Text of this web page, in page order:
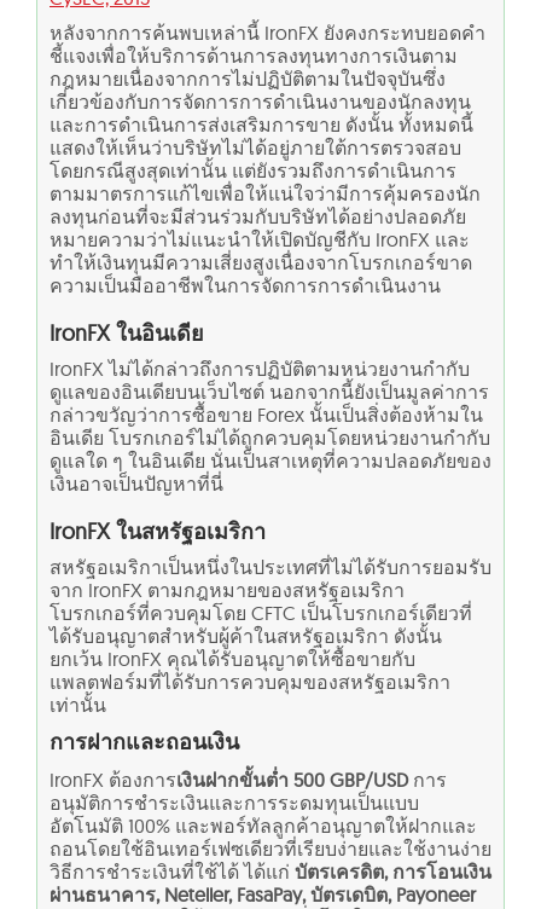
หลังจากการค้นพบเหล่านี้ IronFX ยังคงกระทบยอดคำ
ชี้แจงเพื่อให้บริการด้านการลงทุนทางการเงินตาม
กฎหมายเนื่องจากการไม่ปฏิบัติตามในปัจจุบันซึ่ง
เกี่ยวข้องกับการจัดการการดำเนินงานของนักลงทุน
และการดำเนินการส่งเสริมการขาย ดังนั้น ทั้งหมดนี้
แสดงให้เห็นว่าบริษัทไม่ได้อยู่ภายใต้การตรวจสอบ
โดยกรณีสูงสุดเท่านั้น แต่ยังรวมถึงการดำเนินการ
ตามมาตรการแก้ไขเพื่อให้แน่ใจว่ามีการคุ้มครองนัก
ลงทุนก่อนที่จะมีส่วนร่วมกับบริษัทได้อย่างปลอดภัย
หมายความว่าไม่แนะนำให้เปิดบัญชีกับ IronFX และ
ทำให้เงินทุนมีความเสี่ยงสูงเนื่องจากโบรกเกอร์ขาด
ความเป็นมืออาชีพในการจัดการการดำเนินงาน
IronFX ในอินเดีย
IronFX ไม่ได้กล่าวถึงการปฏิบัติตามหน่วยงานกำกับ
ดูแลของอินเดียบนเว็บไซต์ นอกจากนี้ยังเป็นมูลค่าการ
กล่าวขวัญว่าการซื้อขาย Forex นั้นเป็นสิ่งต้องห้ามใน
อินเดีย โบรกเกอร์ไม่ได้ถูกควบคุมโดยหน่วยงานกำกับ
ดูแลใด ๆ ในอินเดีย นั่นเป็นสาเหตุที่ความปลอดภัยของ
เงินอาจเป็นปัญหาที่นี่
IronFX ในสหรัฐอเมริกา
สหรัฐอเมริกาเป็นหนึ่งในประเทศที่ไม่ได้รับการยอมรับ
จาก IronFX ตามกฎหมายของสหรัฐอเมริกา
โบรกเกอร์ที่ควบคุมโดย CFTC เป็นโบรกเกอร์เดียวที่
ได้รับอนุญาตสำหรับผู้ค้าในสหรัฐอเมริกา ดังนั้น
ยกเว้น IronFX คุณได้รับอนุญาตให้ซื้อขายกับ
แพลตฟอร์มที่ได้รับการควบคุมของสหรัฐอเมริกา
เท่านั้น
การฝากและถอนเงิน
IronFX ต้องการเงินฝากขั้นต่ำ 500 GBP/USDการ
อนุมัติการชำระเงินและการระดมทุนเป็นแบบ
อัตโนมัติ 100% และพอร์ทัลลูกค้าอนุญาตให้ฝากและ
ถอนโดยใช้อินเทอร์เฟซเดียวที่เรียบง่ายและใช้งานง่าย
วิธีการชำระเงินที่ใช้ได้ ได้แก่ บัตรเครดิต, การโอนเงิน
ผ่านธนาคาร, Neteller, FasaPay, บัตรเดบิต, Payoneer